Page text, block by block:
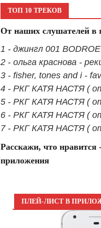
ТОП 10 ТРЕКОВ
От наших слушателей в
1 - джингл 001
2 - ольга краснова -
3 - fisher, tones and i -
4 - РКГ КАТЯ НАСТЯ (
5 - РКГ КАТЯ НАСТЯ (
6 - РКГ КАТЯ НАСТЯ (
7 - РКГ КАТЯ НАСТЯ (
Расскажи, что
приложения
ПЛЕЙ-ЛИСТ В